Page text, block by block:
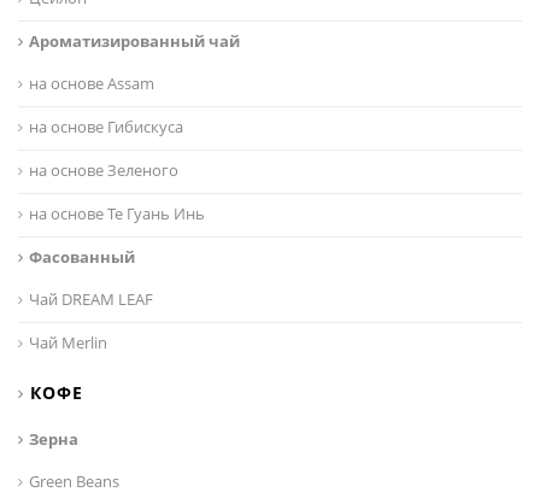
Ароматизированный чай
на основе Assam
на основе Гибискуса
на основе Зеленого
на основе Те Гуань Инь
Фасованный
Чай DREAM LEAF
Чай Merlin
КОФЕ
Зерна
Green Beans